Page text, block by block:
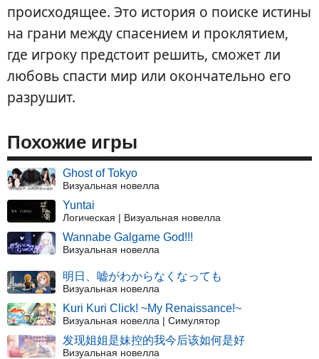
происходящее. Это история о поиске истины
на грани между спасением и проклятием,
где игроку предстоит решить, сможет ли
любовь спасти мир или окончательно его
разрушит.
Похожие игры
Ghost of Tokyo
Визуальная новелла
Yuntai
Логическая | Визуальная новелла
Wannabe Galgame God!!!
Визуальная новелла
明日、嘘がわからなくなっても
Визуальная новелла
Kuri Kuri Click! ~My Renaissance!~
Визуальная новелла | Симулятор
发现姐姐是妹控的我今后该如何是好
Визуальная новелла